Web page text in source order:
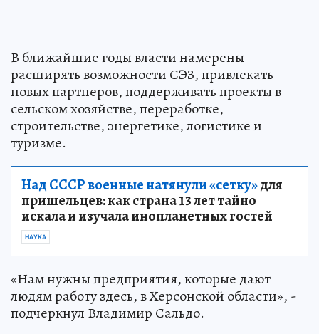
В ближайшие годы власти намерены
расширять возможности СЭЗ, привлекать
новых партнеров, поддерживать проекты в
сельском хозяйстве, переработке,
строительстве, энергетике, логистике и
туризме.
Над СССР военные натянули «сетку»для
пришельцев: как страна 13 лет тайно
искала и изучала инопланетных гостей
НАУКА
«Нам нужны предприятия, которые дают
людям работу здесь, в Херсонской области», -
подчеркнул Владимир Сальдо.